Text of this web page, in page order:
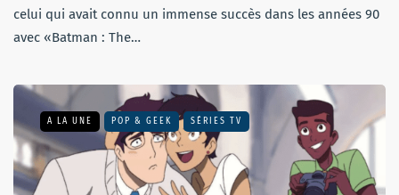
celui qui avait connu un immense succès dans les années 90
avec «Batman : The…
A LA UNE POP & GEEK SÉRIES TV